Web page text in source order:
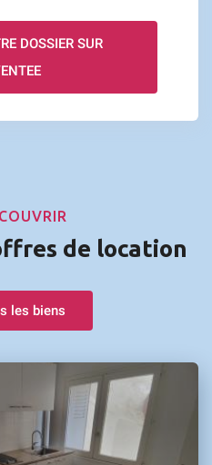
DOSSIER SUR
de location
les biens